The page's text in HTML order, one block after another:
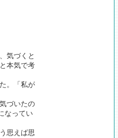
気づくと
本気で考
。「私が
づいたの
なってい
思えば思